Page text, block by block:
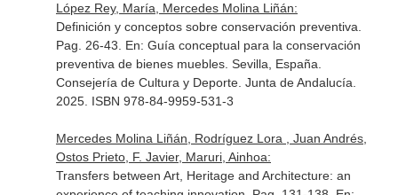
López Rey, María, Mercedes Molina Liñán:
Definición y conceptos sobre conservación preventiva.
Pag. 26-43. En: Guía conceptual para la conservación
preventiva de bienes muebles. Sevilla, España.
Consejería de Cultura y Deporte. Junta de Andalucía.
2025. ISBN 978-84-9959-531-3
Mercedes Molina Liñán, Rodríguez Lora , Juan Andrés,
Ostos Prieto, F. Javier, Maruri, Ainhoa:
Transfers between Art, Heritage and Architecture: an